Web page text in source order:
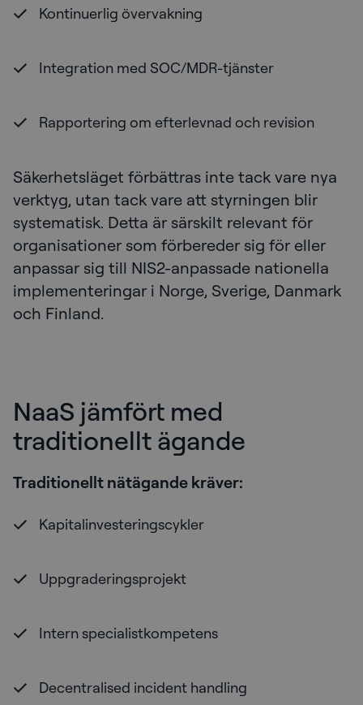
Kontinuerlig övervakning
Integration med SOC/MDR-tjänster
Rapportering om efterlevnad och revision
Säkerhetsläget förbättras inte tack vare nya
verktyg, utan tack vare att styrningen blir
systematisk. Detta är särskilt relevant för
organisationer som förbereder sig för eller
anpassar sig till NIS2-anpassade nationella
implementeringar i Norge, Sverige, Danmark
och Finland.
NaaS jämfört med
traditionellt ägande
Traditionellt nätägande kräver:
Kapitalinvesteringscykler
Uppgraderingsprojekt
Intern specialistkompetens
Decentralised incident handling